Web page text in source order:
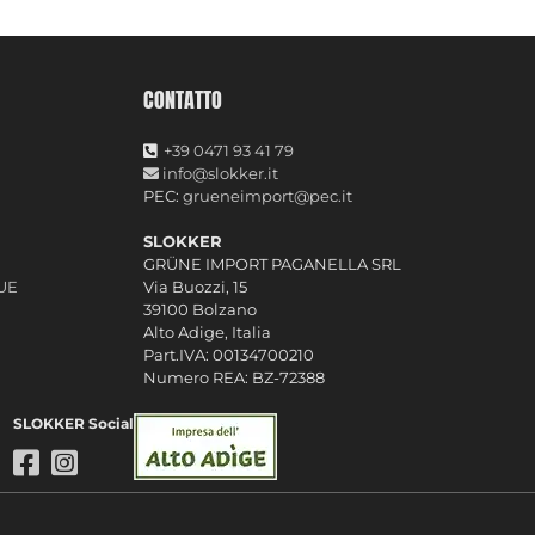
CONTATTO
+39 0471 93 41 79
info@slokker.it
PEC:grueneimport@pec.it
SLOKKER
GRÜNE IMPORT PAGANELLA SRL
Via Buozzi, 15
39100 Bolzano
Alto Adige, Italia
Part.IVA: 00134700210
Numero REA: BZ-72388
SLOKKER Social